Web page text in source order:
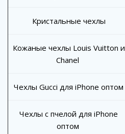
Кристальные чехлы
Кожаные чехлы Louis Vuitton и
Chanel
Чехлы Gucci для iPhone оптом
Чехлы с пчелой для iPhone
оптом